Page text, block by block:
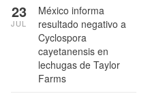
México informa
resultado negativo a
Cyclospora
cayetanensis en
lechugas de Taylor
Farms
23
JUL